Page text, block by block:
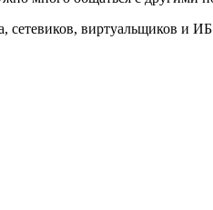
сетевиков, виртуальщиков и